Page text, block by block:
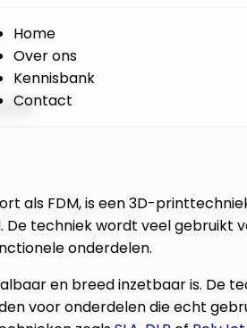
Home
Over ons
Kennisbank
Contact
FDM
als FDM, is een 3D-
techniek wordt veel gebruikt
onderdelen.
en breed inzetbaar is. De
voor onderdelen die echt